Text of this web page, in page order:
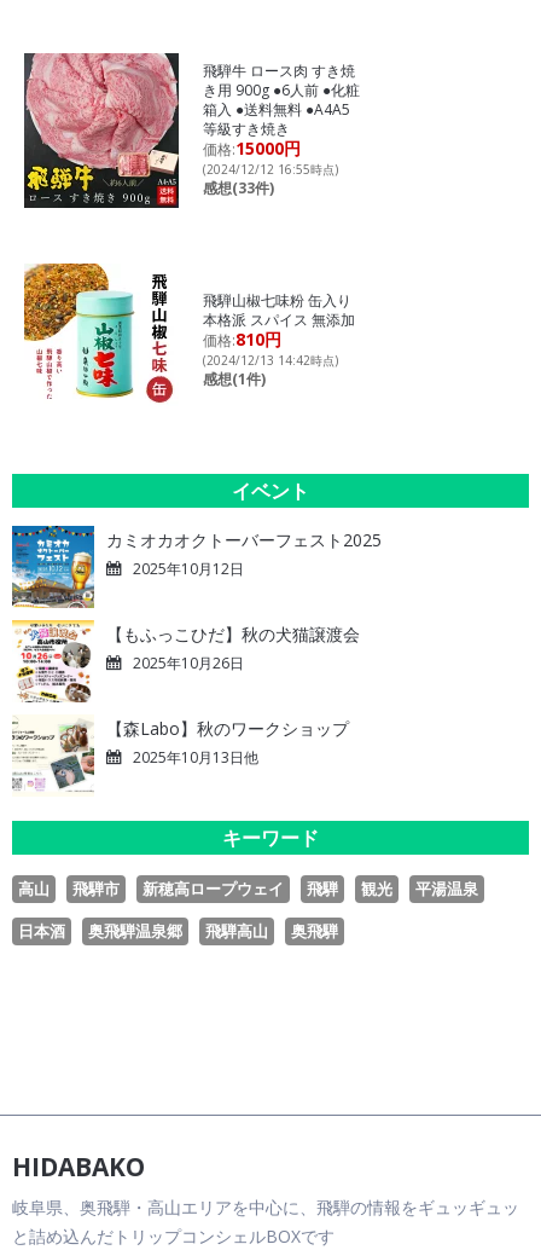
飛騨牛 ロース肉 すき焼
き用 900g ●6人前 ●化粧
箱入 ●送料無料 ●A4A5
等級すき焼き
価格:15000円
(2024/12/12 16:55時点)
感想(33件)
飛騨山椒七味粉 缶入り
本格派 スパイス 無添加
価格:810円
(2024/12/13 14:42時点)
感想(1件)
イベント
カミオカオクトーバーフェスト2025
2025年10月12日
【もふっこひだ】秋の犬猫譲渡会
2025年10月26日
【森Labo】秋のワークショップ
2025年10月13日他
キーワード
高山 飛騨市 新穂高ロープウェイ 飛騨 観光
平湯温泉
日本酒
奥飛騨温泉郷 飛騨高山 奥飛騨
HIDABAKO
岐阜県、奥飛騨・高山エリアを中心に、飛騨の情報をギュッギュッ
と詰め込んだトリップコンシェルBOXです